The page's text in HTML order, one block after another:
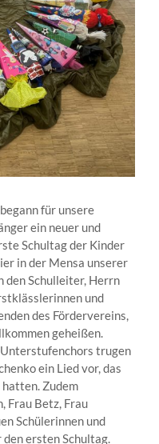
für unsere
ein neuer und
Schultag der Kinder
in der Mensa unserer
den Schulleiter, Herrn
und
des Fördervereins,
geheißen.
Unterstufenchors trugen
ein Lied vor, das
Zudem
Frau Betz, Frau
Schülerinnen und
ersten Schultag.